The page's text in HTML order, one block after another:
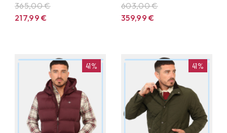
365,00 €
217,99€
603,00 €
359,99€
41% 41%